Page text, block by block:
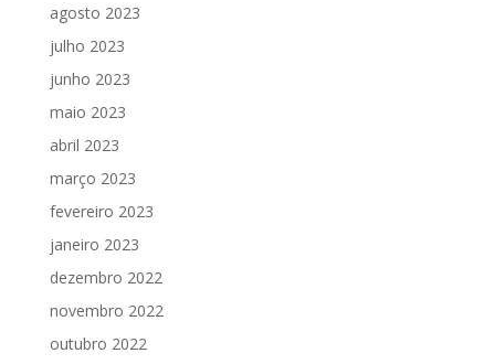
agosto 2023
julho 2023
junho 2023
maio 2023
abril 2023
março 2023
fevereiro 2023
janeiro 2023
dezembro 2022
novembro 2022
outubro 2022